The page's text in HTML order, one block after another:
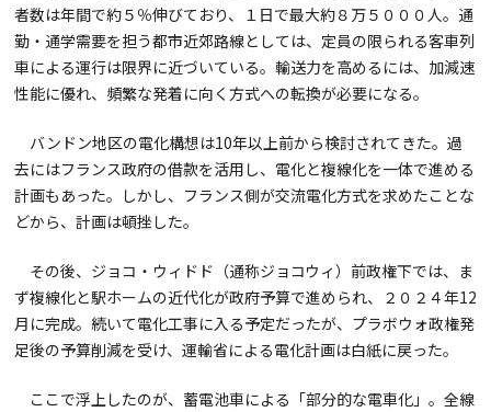
者数は年間で約５％伸びており、１日で最大約８万５０００人。通
勤・通学需要を担う都市近郊路線としては、定員の限られる客車列
車による運行は限界に近づいている。輸送力を高めるには、加減速
性能に優れ、頻繁な発着に向く方式への転換が必要になる。
バンドン地区の電化構想は10年以上前から検討されてきた。過
去にはフランス政府の借款を活用し、電化と複線化を一体で進める
計画もあった。しかし、フランス側が交流電化方式を求めたことな
どから、計画は頓挫した。
その後、ジョコ・ウィドド（通称ジョコウィ）前政権下では、ま
ず複線化と駅ホームの近代化が政府予算で進められ、２０２４年12
月に完成。続いて電化工事に入る予定だったが、プラボウォ政権発
足後の予算削減を受け、運輸省による電化計画は白紙に戻った。
ここで浮上したのが、蓄電池車による「部分的な電車化」。全線